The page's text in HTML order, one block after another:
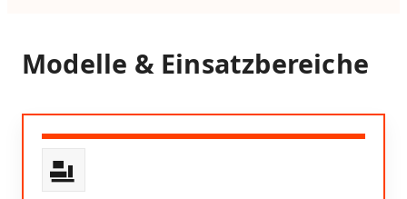
Modelle & Einsatzbereiche